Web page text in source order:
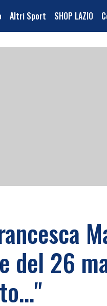
Altri Sport SHOP LAZIO
del 26